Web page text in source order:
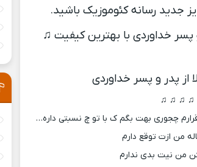
جدید رسانه کئوموزیک باشید.
پسر خداوردی با بهترین کیفیت ♫
پدر و پسر خداوردی
♫ ♫ ♫ ♫
چجوری بهت بگم ک با تو چ نسبتی داره…
من ازت توقع دارم
کن من نیت بدی ندارم